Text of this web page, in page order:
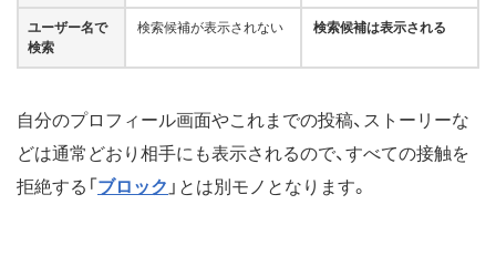
ユーザー名で
検索
検索候補が表示されない 検索候補は表示される
自分のプロフィール画面やこれまでの投稿、ストーリーな
どは通常どおり相手にも表示されるので、すべての接触を
拒絶する「 ブロック 」とは別モノとなります。